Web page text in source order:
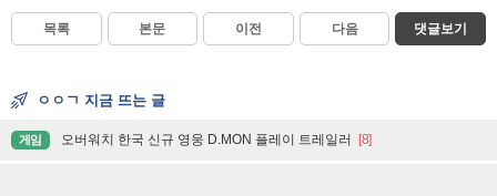
목록 본문 이전 다음 댓글보기
ㅇㅇㄱ 지금 뜨는 글
게임 오버워치 한국 신규 영웅 D.MON 플레이 트레일러 [8]